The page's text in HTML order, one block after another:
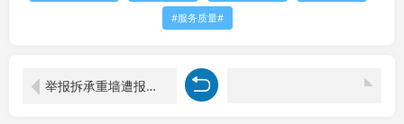
服务质量
举报拆承重墙遭报复打击